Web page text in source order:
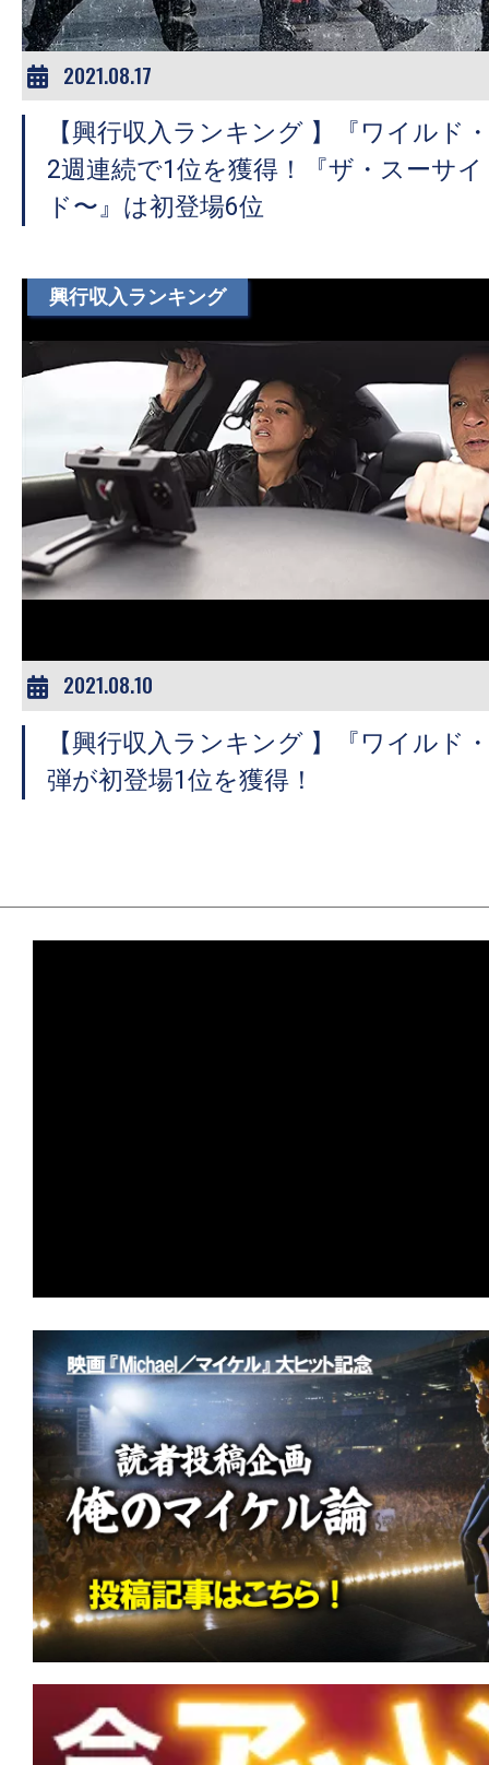
2021.08.17
【興行収入ランキング 】『ワイルド
2週連続で1位を獲得！『ザ・スーサ
ド〜』は初登場6位
興行収入ランキング
2021.08.10
【興行収入ランキング 】『ワイルド
弾が初登場1位を獲得！